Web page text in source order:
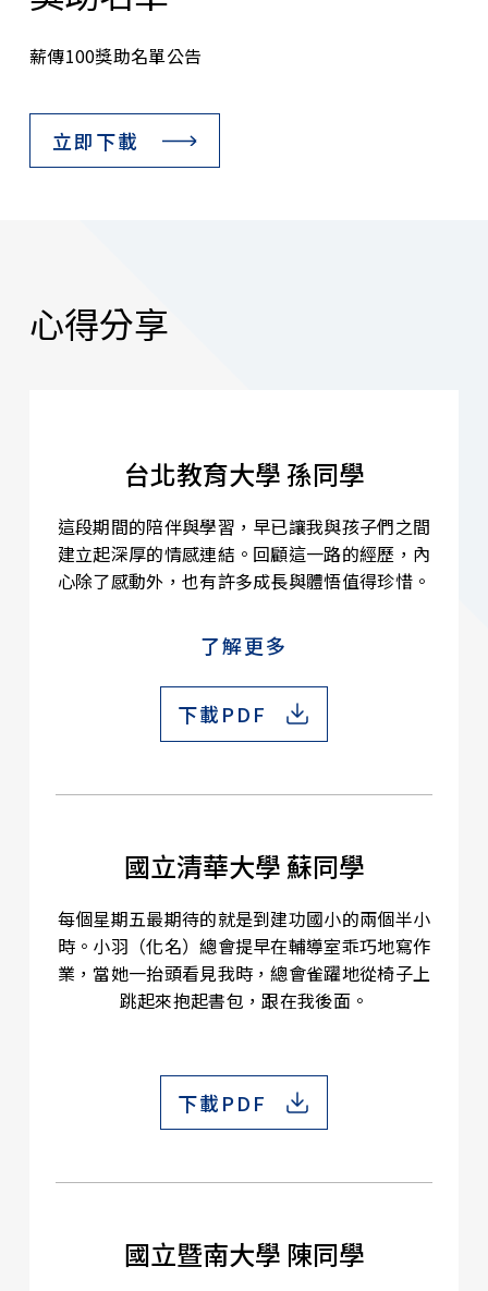
薪傳100獎助名單公告
立即下載
心得分享
台北教育大學 孫同學
這段期間的陪伴與學習，早已讓我與孩子們之間
建立起深厚的情感連結。回顧這一路的經歷，內
心除了感動外，也有許多成長與體悟值得珍惜。
了解更多
下載PDF
國立清華大學 蘇同學
每個星期五最期待的就是到建功國小的兩個半小
時。小羽（化名）總會提早在輔導室乖巧地寫作
業，當她一抬頭看見我時，總會雀躍地從椅子上
跳起來抱起書包，跟在我後面。
下載PDF
國立暨南大學 陳同學